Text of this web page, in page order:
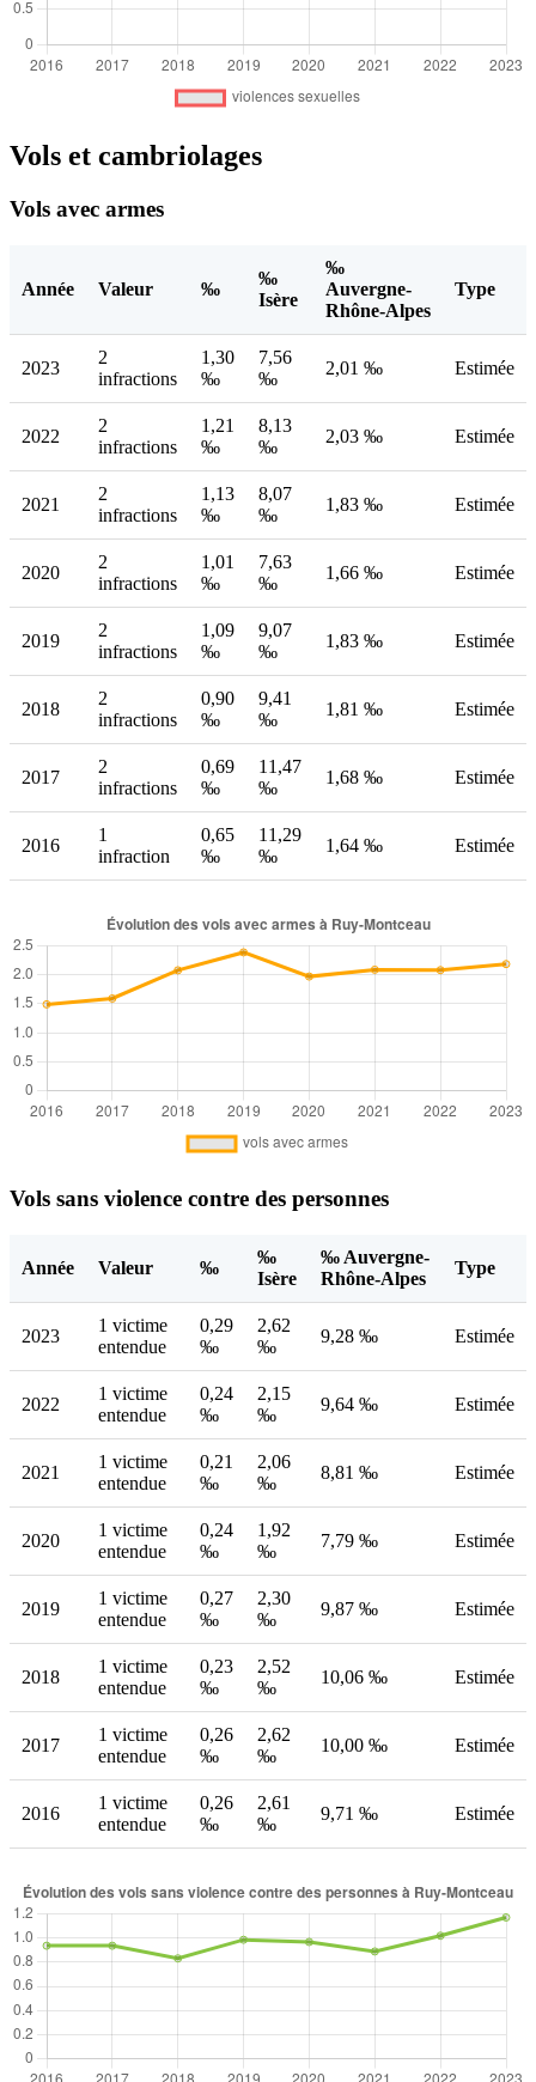
Vols et cambriolages
Vols avec armes
Année Valeur ‰
‰
Isère
‰
Auvergne-
Rhône-Alpes
Type
2023
2
infractions
1,30
‰
7,56
‰
2,01 ‰ Estimée
2022
2
infractions
1,21
‰
8,13
‰
2,03 ‰ Estimée
2021
2
infractions
1,13
‰
8,07
‰
1,83 ‰ Estimée
2020
2
infractions
1,01
‰
7,63
‰
1,66 ‰ Estimée
2019
2
infractions
1,09
‰
9,07
‰
1,83 ‰ Estimée
2018
2
infractions
0,90
‰
9,41
‰
1,81 ‰ Estimée
2017
2
infractions
0,69
‰
11,47
‰
1,68 ‰ Estimée
2016
1
infraction
0,65
‰
11,29
‰
1,64 ‰ Estimée
Vols sans violence contre des personnes
Année Valeur ‰
‰
Isère
‰ Auvergne-
Rhône-Alpes
Type
2023
1 victime
entendue
0,29
‰
2,62
‰
9,28 ‰ Estimée
2022
1 victime
entendue
0,24
‰
2,15
‰
9,64 ‰ Estimée
2021
1 victime
entendue
0,21
‰
2,06
‰
8,81 ‰ Estimée
2020
1 victime
entendue
0,24
‰
1,92
‰
7,79 ‰ Estimée
2019
1 victime
entendue
0,27
‰
2,30
‰
9,87 ‰ Estimée
2018
1 victime
entendue
0,23
‰
2,52
‰
10,06 ‰ Estimée
2017
1 victime
entendue
0,26
‰
2,62
‰
10,00 ‰ Estimée
2016
1 victime
entendue
0,26
‰
2,61
‰
9,71 ‰ Estimée